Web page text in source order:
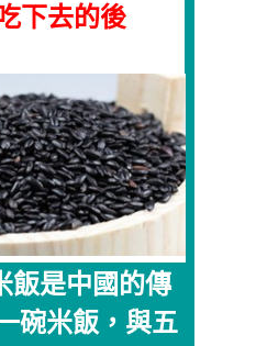
下去的後
是中國的傳
碗米飯，與五